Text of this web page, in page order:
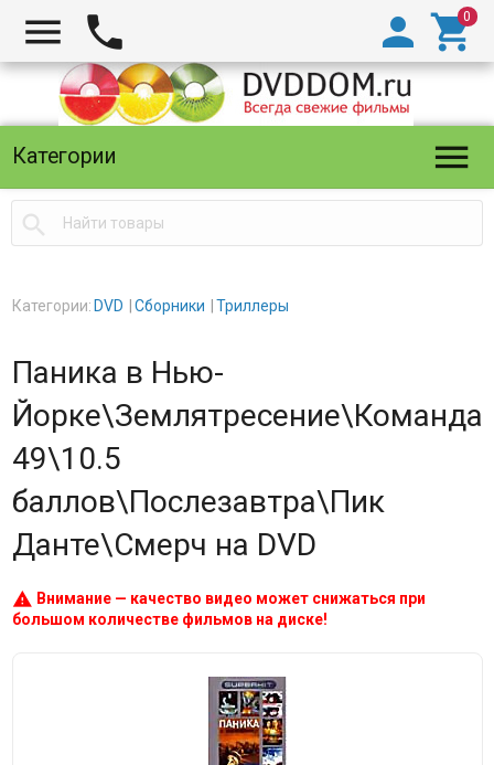
  

Категории 

Категории: DVD Сборники Триллеры
Паника в Нью-
Йорке\Землятресение\Команда
49\10.5
баллов\Послезавтра\Пик
Данте\Смерч на DVD
warning Внимание — качество видео может снижаться при
большом количестве фильмов на диске!